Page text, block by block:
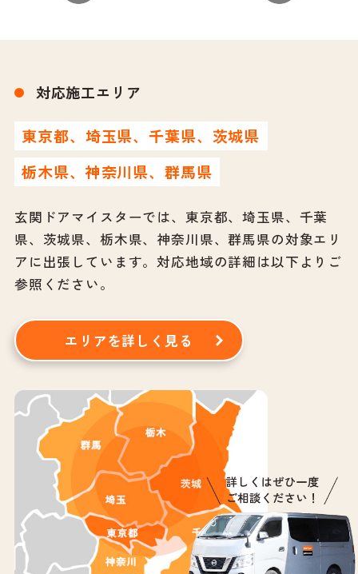
対応施工エリア
東京都、埼玉県、千葉県、茨城県
栃木県、神奈川県、群馬県
玄関ドアマイスターでは、東京都、埼玉県、千葉
県、茨城県、栃木県、神奈川県、群馬県の対象エリ
アに出張しています。対応地域の詳細は以下よりご
参照ください。
エリアを詳しく見る